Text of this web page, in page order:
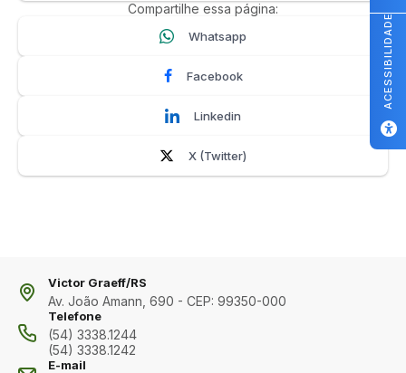
Compartilhe essa página:
Whatsapp
Facebook
Linkedin
X (Twitter)
Victor Graeff/RS
Av. João Amann, 690 - CEP: 99350-000
Telefone
(54) 3338.1244
(54) 3338.1242
E-mail
ACESSIBILIDADE